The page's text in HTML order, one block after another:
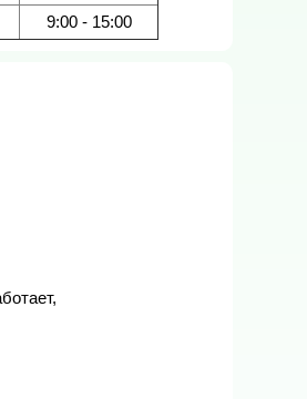
9:00 - 15:00